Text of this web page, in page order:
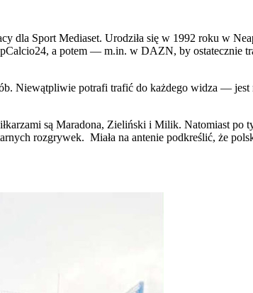
dla Sport Mediaset. Urodziła się w 1992 roku w
a potem — m.in. w DAZN, by ostatecznie
Niewątpliwie potrafi trafić do każdego widza —
są Maradona, Zieliński i Milik. Natomiast po
rozgrywek. Miała na antenie podkreślić, że